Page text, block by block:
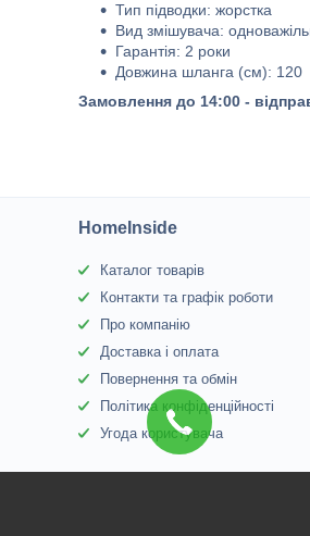
Тип підводки: жорстка
Вид змішувача:
Гарантія: 2 роки
Довжина шланга (см): 120
Замовлення до 14:00 -
HomeInside
Каталог товарів
Контакти та графік роботи
Про компанію
Доставка і оплата
Повернення та обмін
Політика конфіденційності
Угода користувача